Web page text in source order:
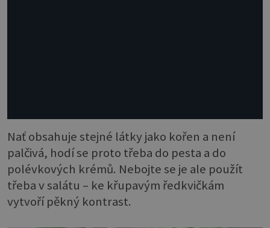
Nať obsahuje stejné látky jako kořen a není
palčivá, hodí se proto třeba do pesta a do
polévkových krémů. Nebojte se je ale použít
třeba v salátu – ke křupavým ředkvičkám
vytvoří pěkný kontrast.